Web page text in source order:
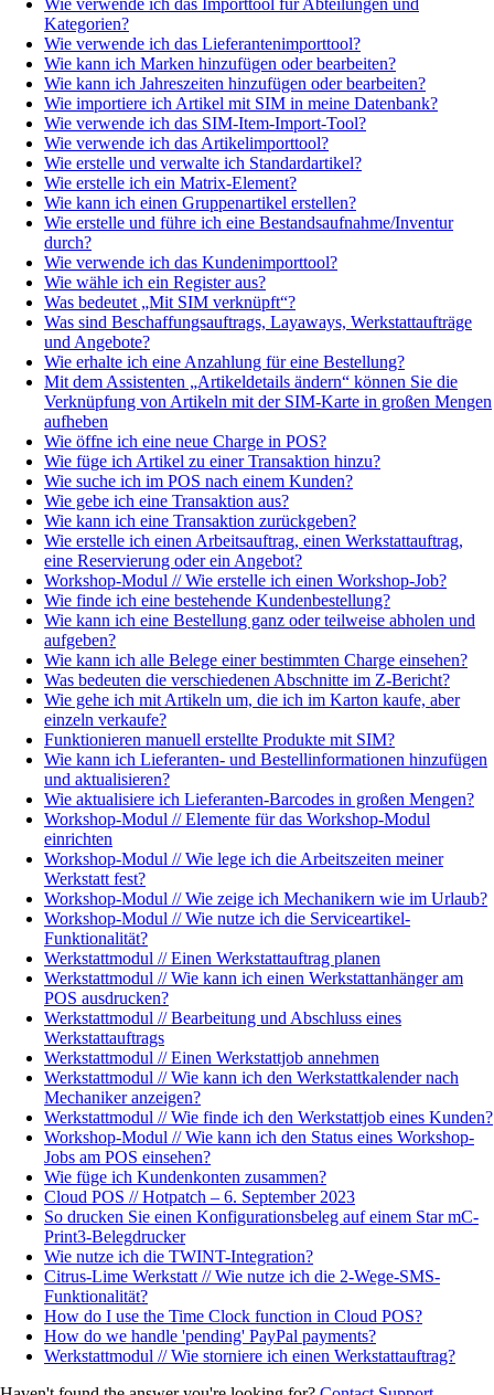
Kategorien?
Wie verwende ich das Lieferantenimporttool?
Wie kann ich Marken hinzufügen oder bearbeiten?
Wie kann ich Jahreszeiten hinzufügen oder bearbeiten?
Wie importiere ich Artikel mit SIM in meine Datenbank?
Wie verwende ich das SIM-Item-Import-Tool?
Wie verwende ich das Artikelimporttool?
Wie erstelle und verwalte ich Standardartikel?
Wie erstelle ich ein Matrix-Element?
Wie kann ich einen Gruppenartikel erstellen?
Wie erstelle und führe ich eine Bestandsaufnahme/Inventur
durch?
Wie verwende ich das Kundenimporttool?
Wie wähle ich ein Register aus?
Was bedeutet „Mit SIM verknüpft“?
Was sind Beschaffungsauftrags, Layaways, Werkstattaufträge
und Angebote?
Wie erhalte ich eine Anzahlung für eine Bestellung?
Mit dem Assistenten „Artikeldetails ändern“ können Sie die
Verknüpfung von Artikeln mit der SIM-Karte in großen Mengen
aufheben
Wie öffne ich eine neue Charge in POS?
Wie füge ich Artikel zu einer Transaktion hinzu?
Wie suche ich im POS nach einem Kunden?
Wie gebe ich eine Transaktion aus?
Wie kann ich eine Transaktion zurückgeben?
Wie erstelle ich einen Arbeitsauftrag, einen Werkstattauftrag,
eine Reservierung oder ein Angebot?
Workshop-Modul // Wie erstelle ich einen Workshop-Job?
Wie finde ich eine bestehende Kundenbestellung?
Wie kann ich eine Bestellung ganz oder teilweise abholen und
aufgeben?
Wie kann ich alle Belege einer bestimmten Charge einsehen?
Was bedeuten die verschiedenen Abschnitte im Z-Bericht?
Wie gehe ich mit Artikeln um, die ich im Karton kaufe, aber
einzeln verkaufe?
Funktionieren manuell erstellte Produkte mit SIM?
Wie kann ich Lieferanten- und Bestellinformationen hinzufügen
und aktualisieren?
Wie aktualisiere ich Lieferanten-Barcodes in großen Mengen?
Workshop-Modul // Elemente für das Workshop-Modul
einrichten
Workshop-Modul // Wie lege ich die Arbeitszeiten meiner
Werkstatt fest?
Workshop-Modul // Wie zeige ich Mechanikern wie im Urlaub?
Workshop-Modul // Wie nutze ich die Serviceartikel-
Funktionalität?
Werkstattmodul // Einen Werkstattauftrag planen
Werkstattmodul // Wie kann ich einen Werkstattanhänger am
POS ausdrucken?
Werkstattmodul // Bearbeitung und Abschluss eines
Werkstattauftrags
Werkstattmodul // Einen Werkstattjob annehmen
Werkstattmodul // Wie kann ich den Werkstattkalender nach
Mechaniker anzeigen?
Werkstattmodul // Wie finde ich den Werkstattjob eines Kunden?
Workshop-Modul // Wie kann ich den Status eines Workshop-
Jobs am POS einsehen?
Wie füge ich Kundenkonten zusammen?
Cloud POS // Hotpatch – 6. September 2023
So drucken Sie einen Konfigurationsbeleg auf einem Star mC-
Print3-Belegdrucker
Wie nutze ich die TWINT-Integration?
Citrus-Lime Werkstatt // Wie nutze ich die 2-Wege-SMS-
Funktionalität?
How do I use the Time Clock function in Cloud POS?
How do we handle 'pending' PayPal payments?
Werkstattmodul // Wie storniere ich einen Werkstattauftrag?